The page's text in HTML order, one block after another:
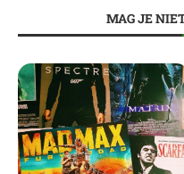
MAG JE